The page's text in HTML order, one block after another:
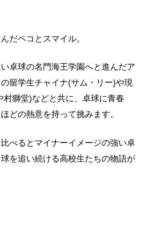
だペコとスマイル。
卓球の名門海王学園へと進んだア
留学生チャイナ(サム・リー)や現
村獅堂)などと共に、卓球に青春
どの熱意を持って挑みます。
べるとマイナーイメージの強い卓
を追い続ける高校生たちの物語が